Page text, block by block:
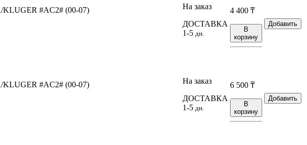
#AC2# (00-07)
На заказ
ДОСТАВКА
1-5 дн.
4 400 ₸
В
корзину
Добавить
#AC2# (00-07)
На заказ
ДОСТАВКА
1-5 дн.
6 500 ₸
В
корзину
Добавить